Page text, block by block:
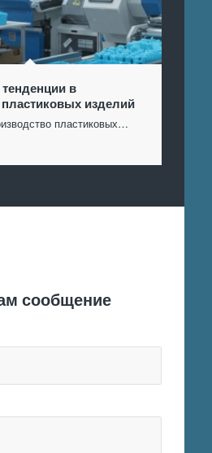
в
изделий
пластиковых…
сообщение